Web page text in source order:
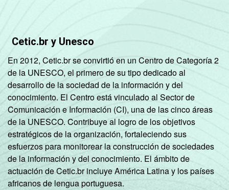
Cetic.br y Unesco
En 2012, Cetic.br se convirtió en un Centro de Categoría 2
de la UNESCO, el primero de su tipo dedicado al
desarrollo de la sociedad de la información y del
conocimiento. El Centro está vinculado al Sector de
Comunicación e Información (CI), una de las cinco áreas
de la UNESCO. Contribuye al logro de los objetivos
estratégicos de la organización, fortaleciendo sus
esfuerzos para monitorear la construcción de sociedades
de la información y del conocimiento. El ámbito de
actuación de Cetic.br incluye América Latina y los países
africanos de lengua portuguesa.